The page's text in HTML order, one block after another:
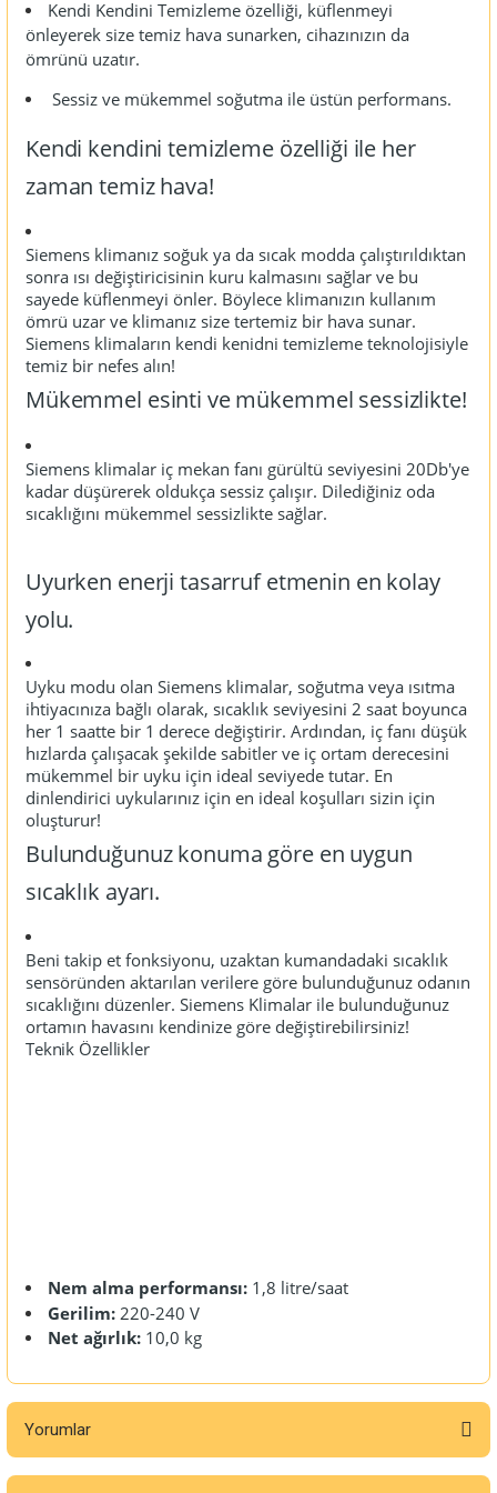
Kendi Kendini Temizleme özelliği, küflenmeyi
önleyerek size temiz hava sunarken, cihazınızın da
ömrünü uzatır.
Sessiz ve mükemmel soğutma ile üstün performans.
Kendi kendini temizleme özelliği ile her
zaman temiz hava!
Siemens klimanız soğuk ya da sıcak modda çalıştırıldıktan
sonra ısı değiştiricisinin kuru kalmasını sağlar ve bu
sayede küflenmeyi önler. Böylece klimanızın kullanım
ömrü uzar ve klimanız size tertemiz bir hava sunar.
Siemens klimaların kendi kenidni temizleme teknolojisiyle
temiz bir nefes alın!
Mükemmel esinti ve mükemmel sessizlikte!
Siemens klimalar iç mekan fanı gürültü seviyesini 20Db'ye
kadar düşürerek oldukça sessiz çalışır. Dilediğiniz oda
sıcaklığını mükemmel sessizlikte sağlar.
Uyurken enerji tasarruf etmenin en kolay
yolu.
Uyku modu olan Siemens klimalar, soğutma veya ısıtma
ihtiyacınıza bağlı olarak, sıcaklık seviyesini 2 saat boyunca
her 1 saatte bir 1 derece değiştirir. Ardından, iç fanı düşük
hızlarda çalışacak şekilde sabitler ve iç ortam derecesini
mükemmel bir uyku için ideal seviyede tutar. En
dinlendirici uykularınız için en ideal koşulları sizin için
oluşturur!
Bulunduğunuz konuma göre en uygun
sıcaklık ayarı.
Beni takip et fonksiyonu, uzaktan kumandadaki sıcaklık
sensöründen aktarılan verilere göre bulunduğunuz odanın
sıcaklığını düzenler. Siemens Klimalar ile bulunduğunuz
ortamın havasını kendinize göre değiştirebilirsiniz!
Teknik Özellikler
Nem alma performansı: 1,8 litre/saat
Gerilim: 220-240 V
Net ağırlık: 10,0 kg
Yorumlar